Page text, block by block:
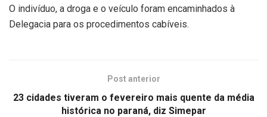
O indivíduo, a droga e o veículo foram encaminhados à
Delegacia para os procedimentos cabíveis.
Post anterior
23 cidades tiveram o fevereiro mais quente da média
histórica no paraná, diz Simepar